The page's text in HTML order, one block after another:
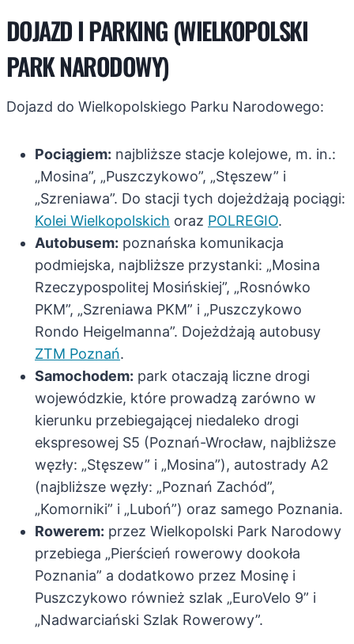
DOJAZD I PARKING (WIELKOPOLSKI
PARK NARODOWY)
Dojazd do Wielkopolskiego Parku Narodowego:
Pociągiem: najbliższe stacje kolejowe, m. in.:
„Mosina”, „Puszczykowo”, „Stęszew” i
„Szreniawa”. Do stacji tych dojeżdżają pociągi:
Kolei Wielkopolskich oraz POLREGIO.
Autobusem: poznańska komunikacja
podmiejska, najbliższe przystanki: „Mosina
Rzeczypospolitej Mosińskiej”, „Rosnówko
PKM”, „Szreniawa PKM” i „Puszczykowo
Rondo Heigelmanna”. Dojeżdżają autobusy
ZTM Poznań.
Samochodem: park otaczają liczne drogi
wojewódzkie, które prowadzą zarówno w
kierunku przebiegającej niedaleko drogi
ekspresowej S5 (Poznań-Wrocław, najbliższe
węzły: „Stęszew” i „Mosina”), autostrady A2
(najbliższe węzły: „Poznań Zachód”,
„Komorniki” i „Luboń”) oraz samego Poznania.
Rowerem: przez Wielkopolski Park Narodowy
przebiega „Pierścień rowerowy dookoła
Poznania” a dodatkowo przez Mosinę i
Puszczykowo również szlak „EuroVelo 9” i
„Nadwarciański Szlak Rowerowy”.